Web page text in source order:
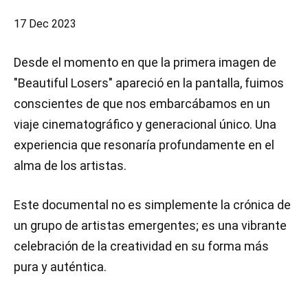
17 Dec 2023
Desde el momento en que la primera imagen de
"Beautiful Losers" apareció en la pantalla, fuimos
conscientes de que nos embarcábamos en un
viaje cinematográfico y generacional único. Una
experiencia que resonaría profundamente en el
alma de los artistas.
Este documental no es simplemente la crónica de
un grupo de artistas emergentes; es una vibrante
celebración de la creatividad en su forma más
pura y auténtica.